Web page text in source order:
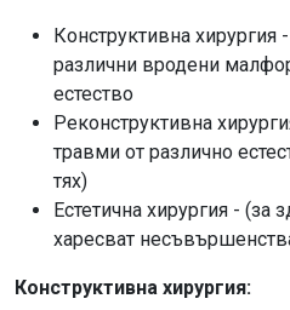
Конструктивна
различни вродени
естество
Реконструктивна
травми от различно
тях)
Естетична хирургия - (за
харесват
Конструктивна хирургия: